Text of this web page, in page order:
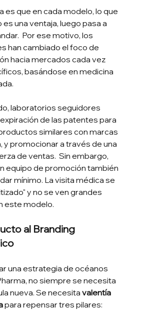
es que en cada modelo, lo que
es una ventaja, luego pasa a
Por ese motivo, los
han cambiado el foco de
hacia mercados cada vez
basándose en medicina
laboratorios seguidores
de las patentes para
similares con marcas
y promocionar a través de una
de ventas.  Sin embargo,
equipo de promoción también
mínimo. La visita médica se
y no se ven grandes
este modelo.
al Branding
una estrategia de océanos
no siempre se necesita
nueva. Se necesita valentía
para repensar tres pilares: